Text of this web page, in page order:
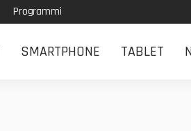
Programmi
SMARTPHONE TABLET